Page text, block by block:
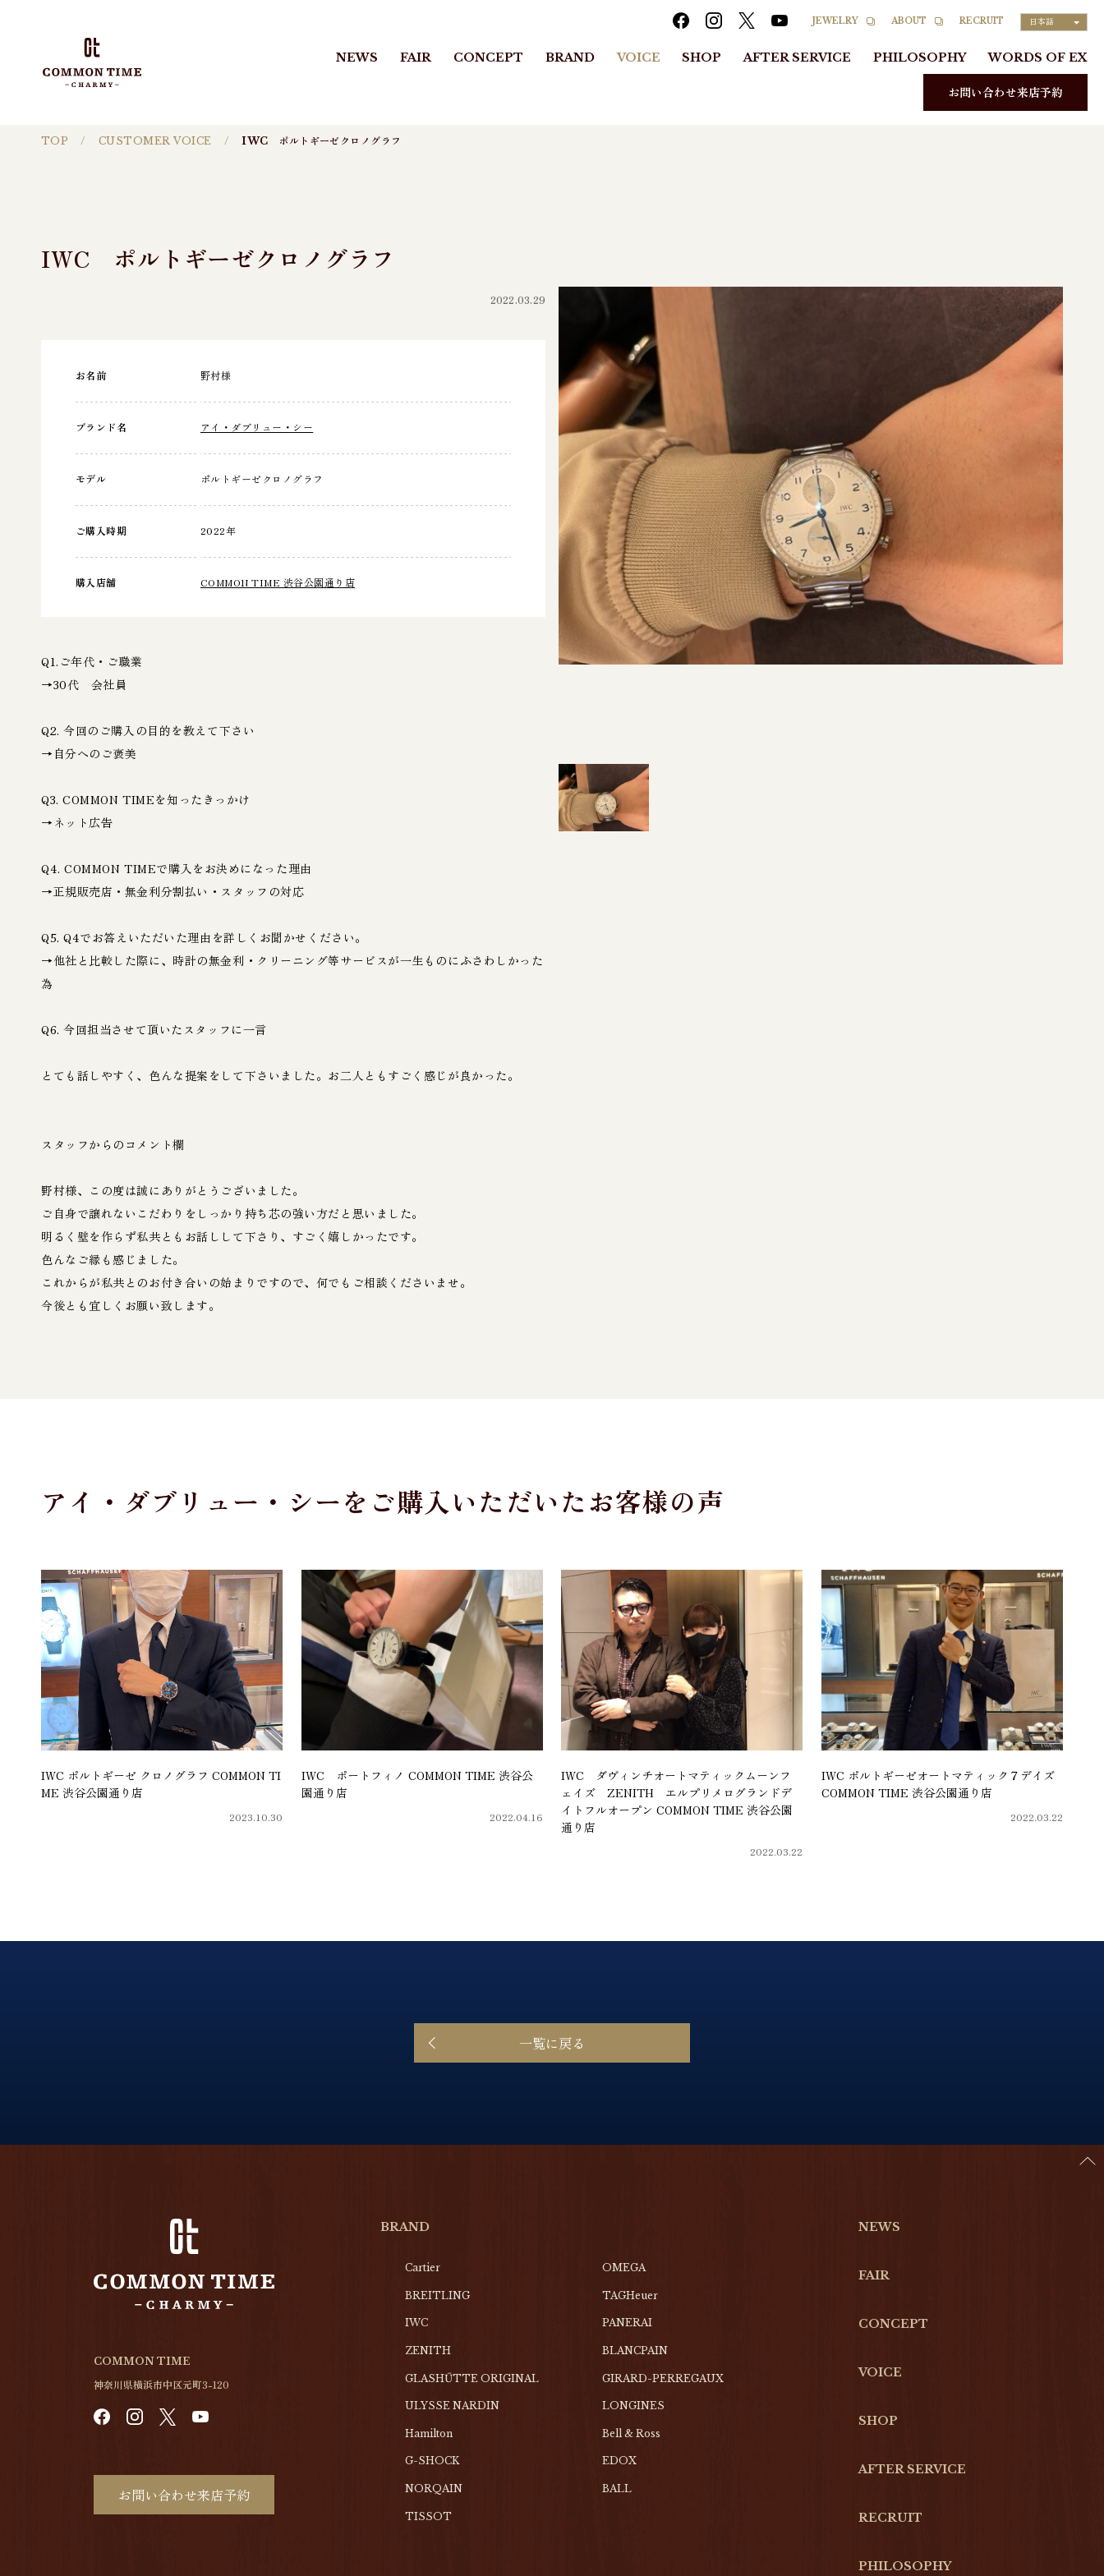
JEWELRY ABOUT RECRUIT 日本語
NEWS FAIR CONCEPT BRAND VOICE SHOP AFTER SERVICE PHILOSOPHY WORDS OF EX
お問い合わせ来店予約
TOP CUSTOMER VOICE IWC ポルトギーゼクロノグラフ
IWC ポルトギーゼクロノグラフ
2022.03.29
お名前 野村様
ブランド名 アイ・ダブリュー・シー
モデル ポルトギーゼクロノグラフ
ご購入時期 2022年
購入店舗 COMMON TIME 渋谷公園通り店
Q1.ご年代・ご職業
→30代 会社員
Q2. 今回のご購入の目的を教えて下さい
→自分へのご褒美
Q3. COMMON TIMEを知ったきっかけ
→ネット広告
Q4. COMMON TIMEで購入をお決めになった理由
→正規販売店・無金利分割払い・スタッフの対応
Q5. Q4でお答えいただいた理由を詳しくお聞かせください。
→他社と比較した際に、時計の無金利・クリーニング等サービスが一生ものにふさわしかった
為
Q6. 今回担当させて頂いたスタッフに一言
とても話しやすく、色んな提案をして下さいました。お二人ともすごく感じが良かった。
スタッフからのコメント欄
野村様、この度は誠にありがとうございました。
ご自身で譲れないこだわりをしっかり持ち芯の強い方だと思いました。
明るく壁を作らず私共ともお話しして下さり、すごく嬉しかったです。
色んなご縁も感じました。
これからが私共とのお付き合いの始まりですので、何でもご相談くださいませ。
今後とも宜しくお願い致します。
アイ・ダブリュー・シーをご購入いただいたお客様の声
IWC ポルトギーゼ クロノグラフ COMMON TI
ME 渋谷公園通り店
2023.10.30
IWC ポートフィノ COMMON TIME 渋谷公
園通り店
2022.04.16
IWC ダヴィンチオートマティックムーンフ
ェイズ ZENITH エルプリメログランドデ
イトフルオープン COMMON TIME 渋谷公園
通り店
2022.03.22
IWC ポルトギーゼオートマティック７デイズ
COMMON TIME 渋谷公園通り店
2022.03.22
一覧に戻る
NEWS
FAIR
CONCEPT
BRAND
Cartier OMEGA
BREITLING TAGHeuer
IWC PANERAI
ZENITH BLANCPAIN
GLASHŰTTE ORIGINAL GIRARD-PERREGAUX
ULYSSE NARDIN LONGINES
Hamilton Bell & Ross
G-SHOCK EDOX
NORQAIN BALL
TISSOT
VOICE
SHOP
AFTER SERVICE
RECRUIT
PHILOSOPHY
COMMON TIME
神奈川県横浜市中区元町3-120
お問い合わせ来店予約